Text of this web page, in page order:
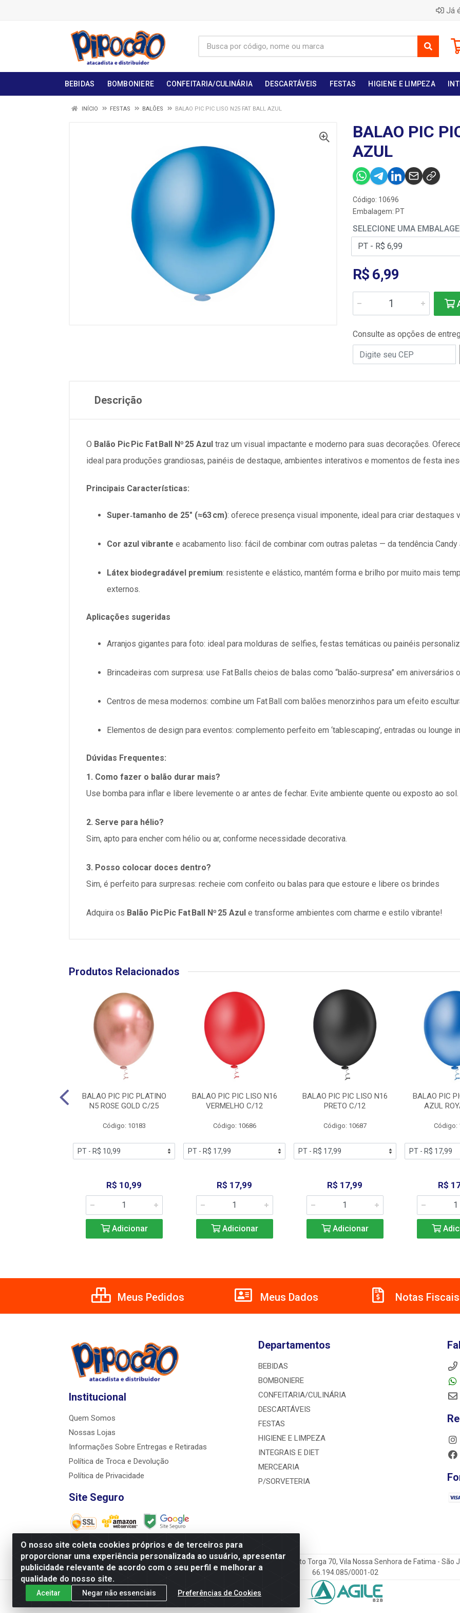
Já
BEBIDAS BOMBONIERE CONFEITARIA/CULINÁRIA DESCARTÁVEIS FESTAS HIGIENE E LIMPEZA
INÍCIO FESTAS BALÕES BALAO PIC PIC LISO N25 FAT BALL AZUL
BALAO PIC
AZUL
Código: 10696
Embalagem: PT
SELECIONE UMA
R$ 6,99
Consulte as opções de
Descrição
O Balão Pic Pic Fat Ball Nº 25 Azul traz um visual impactante e moderno para suas decorações.
ideal para produções grandiosas, painéis de destaque, ambientes interativos e momentos de festa
Principais Características:
Super‑tamanho de 25″ (≈63 cm): oferece presença visual imponente, ideal para criar destaques
Cor azul vibrante e acabamento liso: fácil de combinar com outras paletas — da tendência
Látex biodegradável premium: resistente e elástico, mantém forma e brilho por muito mais
externos.
Aplicações sugeridas
Arranjos gigantes para foto: ideal para molduras de selfies, festas temáticas ou painéis
Brincadeiras com surpresa: use Fat Balls cheios de balas como “balão‑surpresa” em aniversários
Centros de mesa modernos: combine um Fat Ball com balões menorzinhos para um efeito
Elementos de design para eventos: complemento perfeito em ‘tablescaping’, entradas ou lounge
Dúvidas Frequentes:
1. Como fazer o balão durar mais?
Use bomba para inflar e libere levemente o ar antes de fechar. Evite ambiente quente ou exposto ao sol.
2. Serve para hélio?
Sim, apto para encher com hélio ou ar, conforme necessidade decorativa.
3. Posso colocar doces dentro?
Sim, é perfeito para surpresas: recheie com confeito ou balas para que estoure e libere os brindes
Adquira os Balão Pic Pic Fat Ball Nº 25 Azul e transforme ambientes com charme e estilo vibrante!
Produtos Relacionados
BALAO PIC PIC PLATINO
N5 ROSE GOLD C/25
Código: 10183
R$ 10,99
Adicionar
BALAO PIC PIC LISO N16
VERMELHO C/12
Código: 10686
R$ 17,99
Adicionar
BALAO PIC PIC LISO N16
PRETO C/12
Código: 10687
R$ 17,99
Adicionar
BALAO PIC
AZUL
Código:
R$
O nosso site coleta cookies próprios e de terceiros para
proporcionar uma experiência personalizada ao usuário, apresentar
publicidade relevante de acordo com o seu perfil e melhorar a
qualidade do nosso site.
Aceitar Negar não essenciais Preferências de Cookies
Meus Pedidos Meus Dados Notas Fiscais
Institucional
Quem Somos
Nossas Lojas
Informações Sobre Entregas e Retiradas
Política de Troca e Devolução
Política de Privacidade
Site Seguro
Departamentos
BEBIDAS
BOMBONIERE
CONFEITARIA/CULINÁRIA
DESCARTÁVEIS
FESTAS
HIGIENE E LIMPEZA
INTEGRAIS E DIET
MERCEARIA
P/SORVETERIA
JRS Distribuição e Logística LTDA - Rua Antônio do Sacramento Torga 70, Vila Nossa Senhora de Fatima - São
66.194.085/0001-02